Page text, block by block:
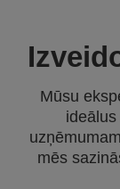
Mūsu
mēs